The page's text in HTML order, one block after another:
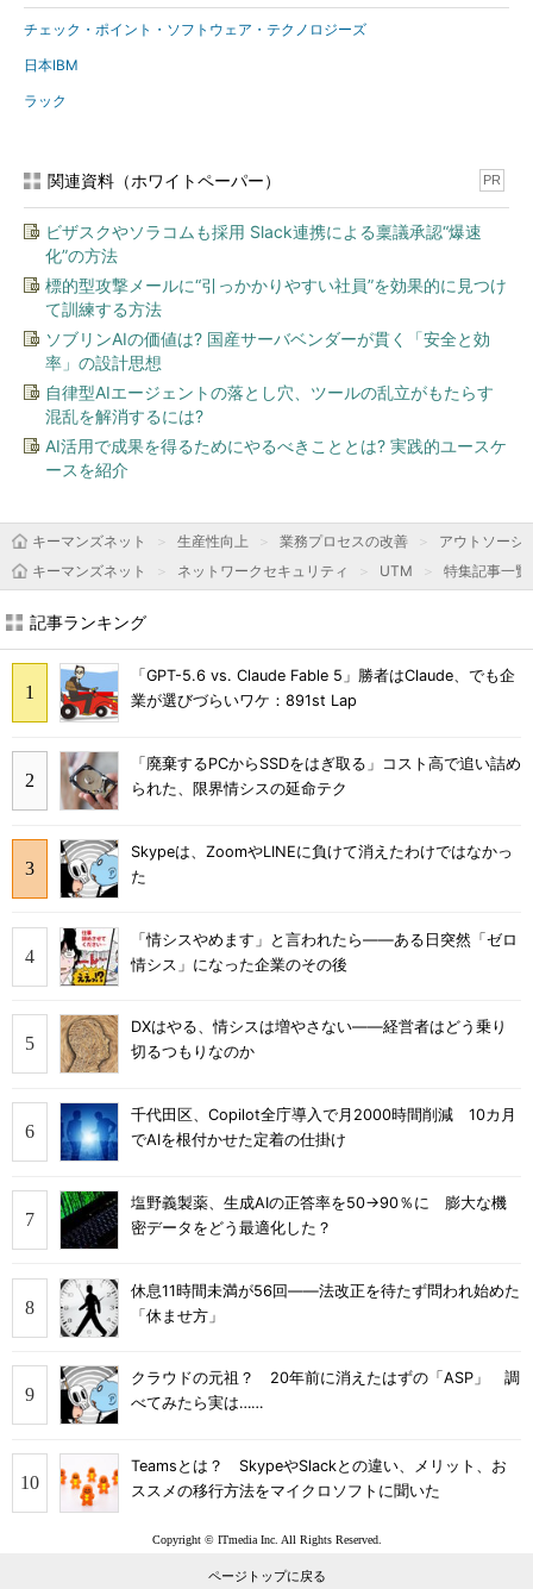
チェック・ポイント・ソフトウェア・テクノロジーズ
日本IBM
ラック
関連資料（ホワイトペーパー） PR
ビザスクやソラコムも採用 Slack連携による稟議承認“爆速
化”の方法
標的型攻撃メールに“引っかかりやすい社員”を効果的に見つけ
て訓練する方法
ソブリンAIの価値は? 国産サーバベンダーが貫く「安全と効
率」の設計思想
自律型AIエージェントの落とし穴、ツールの乱立がもたらす
混乱を解消するには?
AI活用で成果を得るためにやるべきこととは? 実践的ユースケ
ースを紹介
キーマンズネット 生産性向上 業務プロセスの改善
アウトソーシ
キーマンズネット
ネットワークセキュリティ UTM 特集記事一覧
記事ランキング
「GPT-5.6 vs. Claude Fable 5」勝者はClaude、でも企
業が選びづらいワケ：891st Lap
「廃棄するPCからSSDをはぎ取る」コスト高で追い詰め
られた、限界情シスの延命テク
Skypeは、ZoomやLINEに負けて消えたわけではなかっ
た
「情シスやめます」と言われたら――ある日突然「ゼロ
情シス」になった企業のその後
DXはやる、情シスは増やさない――経営者はどう乗り
切るつもりなのか
千代田区、Copilot全庁導入で月2000時間削減 10カ月
でAIを根付かせた定着の仕掛け
塩野義製薬、生成AIの正答率を50→90％に 膨大な機
密データをどう最適化した？
休息11時間未満が56回――法改正を待たず問われ始めた
「休ませ方」
クラウドの元祖？ 20年前に消えたはずの「ASP」 調
べてみたら実は……
Teamsとは？ SkypeやSlackとの違い、メリット、お
ススメの移行方法をマイクロソフトに聞いた
Copyright © ITmedia Inc. All Rights Reserved.
ページトップに戻る